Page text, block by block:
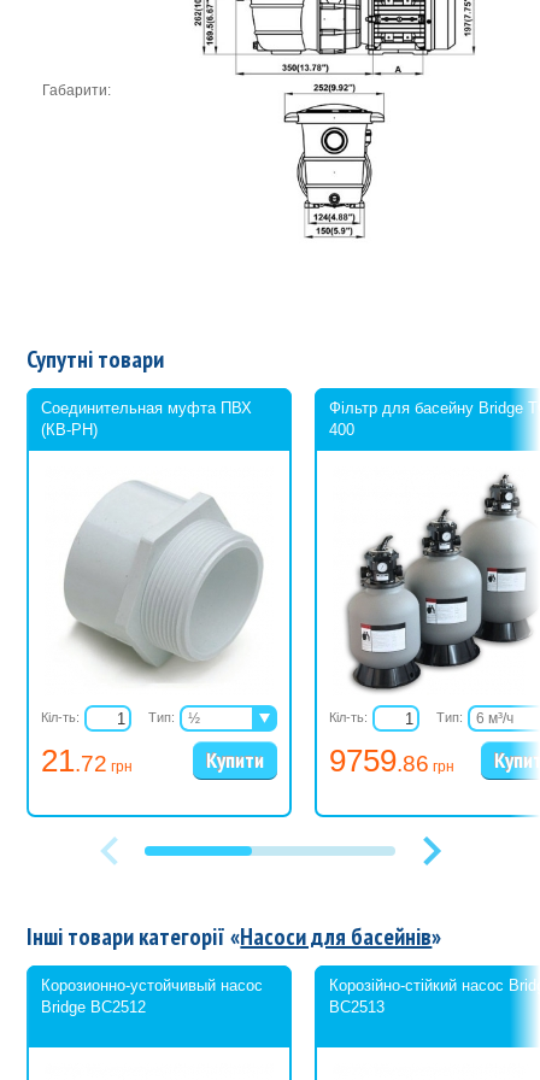
Габарити:
Супутні товари
Соединительная муфта ПВХ
(КВ-РН)
21.72 грн
Кіл-ть: Тип:
½
¾
1¼
2½
Фільтр для басейну Bridge
400
9759.86 грн
Кіл-ть: Тип:
6 м³/ч
9,4 м³/ч
13,7 м³/ч
Інші товари категорії «Насоси для басейнів»
Корозионно-устойчивый насос
Bridge BC2512
Корозійно-стійкий насос
BC2513